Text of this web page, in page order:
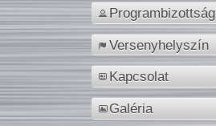
Programbizottság
Versenyhelyszín
Kapcsolat
Galéria